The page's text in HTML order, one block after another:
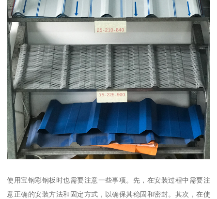
使用宝钢彩钢板时也需要注意一些事项。先，在安装过程中需要注
意正确的安装方法和固定方式，以确保其稳固和密封。其次，在使